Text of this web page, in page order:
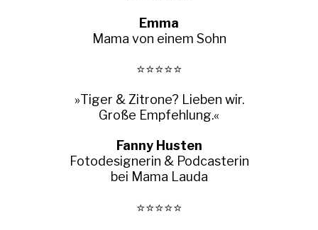
Emma
Mama von einem Sohn
⭐⭐⭐⭐⭐
»Tiger & Zitrone? Lieben wir.
Große Empfehlung.«
Fanny Husten
Fotodesignerin & Podcasterin
bei Mama Lauda
⭐⭐⭐⭐⭐